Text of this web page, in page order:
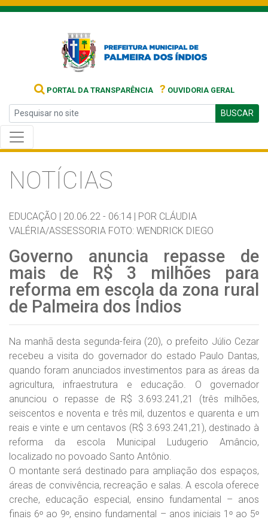
PORTAL DA TRANSPARÊNCIA ? OUVIDORIA GERAL
BUSCAR
NOTÍCIAS
EDUCAÇÃO | 20.06.22 - 06:14 | POR CLÁUDIA
VALÉRIA/ASSESSORIA FOTO: WENDRICK DIEGO
Governo anuncia repasse de
mais de R$ 3 milhões para
reforma em escola da zona rural
de Palmeira dos Índios
Na manhã desta segunda-feira (20), o prefeito Júlio Cezar
recebeu a visita do governador do estado Paulo Dantas,
quando foram anunciados investimentos para as áreas da
agricultura, infraestrutura e educação. O governador
anunciou o repasse de R$ 3.693.241,21 (três milhões,
seiscentos e noventa e três mil, duzentos e quarenta e um
reais e vinte e um centavos (R$ 3.693.241,21), destinado à
reforma da escola Municipal Ludugerio Amâncio,
localizado no povoado Santo Antônio.
O montante será destinado para ampliação dos espaços,
áreas de convivência, recreação e salas. A escola oferece
creche, educação especial, ensino fundamental – anos
finais 6ᵒ ao 9ᵒ, ensino fundamental – anos iniciais 1ᵒ ao 5ᵒ